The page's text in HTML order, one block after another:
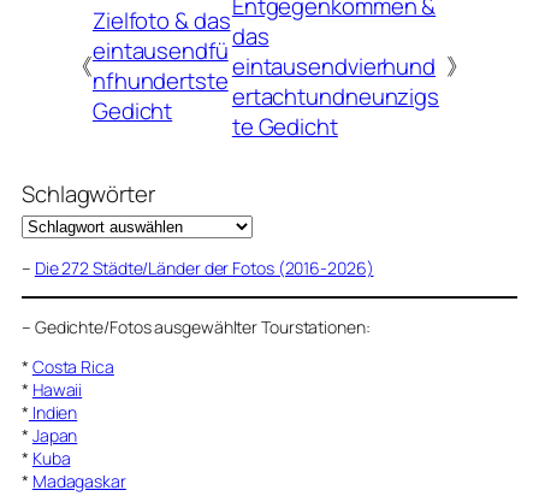
《
Zielfoto & das
eintausendfü
nfhundertste
Gedicht
das
eintausendvierhund
ertachtundneunzigs
te Gedicht
》
Schlagwörter
– Die 272 Städte/Länder der Fotos (2016-2026)
– Gedichte/Fotos ausgewählter Tourstationen:
* Costa Rica
* Hawaii
* Indien
* Japan
* Kuba
* Madagaskar